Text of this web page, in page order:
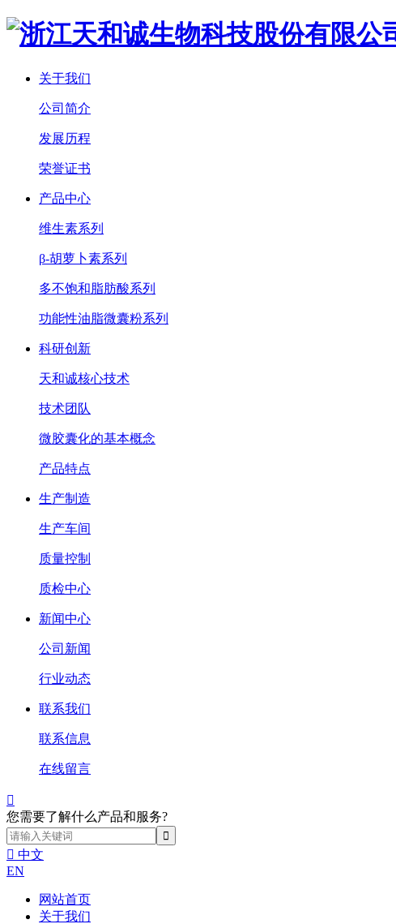
关于我们
公司简介
发展历程
荣誉证书
产品中心
维生素系列
β-胡萝卜素系列
多不饱和脂肪酸系列
功能性油脂微囊粉系列
科研创新
天和诚核心技术
技术团队
微胶囊化的基本概念
产品特点
生产制造
生产车间
质量控制
质检中心
新闻中心
公司新闻
行业动态
联系我们
联系信息
在线留言

您需要了解什么产品和服务?
 中文
EN
网站首页
关于我们